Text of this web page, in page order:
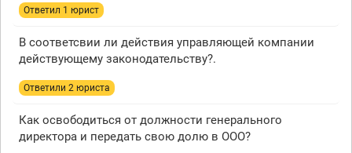
Ответил 1 юрист
В соответсвии ли действия управляющей компании
действующему законодательству?.
Ответили 2 юристa
Как освободиться от должности генерального
директора и передать свою долю в ООО?